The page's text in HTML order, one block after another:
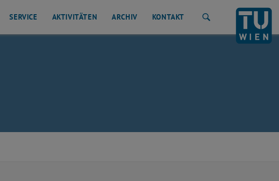
SERVICE AKTIVITÄTEN ARCHIV KONTAKT